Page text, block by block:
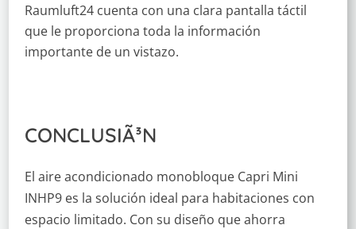
Raumluft24 cuenta con una clara pantalla táctil
que le proporciona toda la información
importante de un vistazo.
CONCLUSIÃ³N
El aire acondicionado monobloque Capri Mini
INHP9 es la solución ideal para habitaciones con
espacio limitado. Con su diseño que ahorra